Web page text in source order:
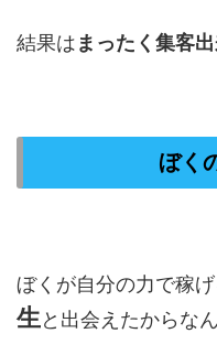
結果はまったく集客
ぼく
ぼくが自分の力で稼
生と出会えたからなん